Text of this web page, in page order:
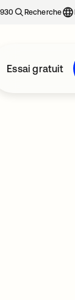
Recherche
Essai gratuit